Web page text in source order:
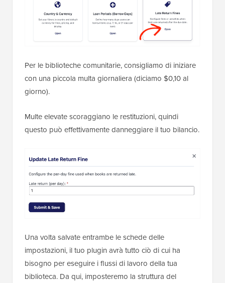
Per le biblioteche comunitarie, consigliamo di iniziare
con una piccola multa giornaliera (diciamo $0,10 al
giorno).
Multe elevate scoraggiano le restituzioni, quindi
questo può effettivamente danneggiare il tuo bilancio.
Una volta salvate entrambe le schede delle
impostazioni, il tuo plugin avrà tutto ciò di cui ha
bisogno per eseguire i flussi di lavoro della tua
biblioteca. Da qui, imposteremo la struttura del